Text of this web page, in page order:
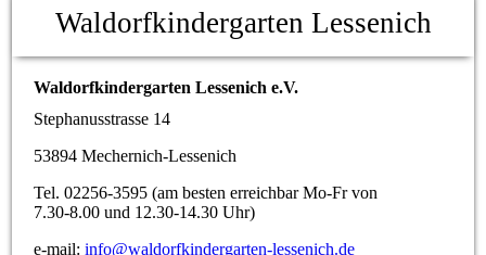
Waldorfkindergarten Lessenich
Waldorfkindergarten Lessenich e.V.
Stephanusstrasse 14
53894 Mechernich-Lessenich
Tel. 02256-3595 (am besten erreichbar Mo-Fr von
7.30-8.00 und 12.30-14.30 Uhr)
e-mail:info@waldorfkindergarten-lessenich.de